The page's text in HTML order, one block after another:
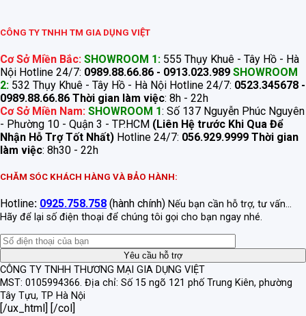
CÔNG TY TNHH TM GIA DỤNG VIỆT
Cơ Sở Miền Bắc: SHOWROOM 1: 555 Thụy Khuê - Tây Hồ - Hà
Nội Hotline 24/7: 0989.88.66.86 - 0913.023.989 SHOWROOM
2: 532 Thụy Khuê - Tây Hồ - Hà Nội Hotline 24/7: 0523.345678 -
0989.88.66.86 Thời gian làm việc: 8h - 22h
Cơ Sở Miền Nam: SHOWROOM 1: Số 137 Nguyễn Phúc Nguyên
- Phường 10 - Quận 3 - TP.HCM (Liên Hệ trước Khi Qua Để
Nhận Hỗ Trợ Tốt Nhất) Hotline 24/7: 056.929.9999 Thời gian
làm việc: 8h30 - 22h
CHĂM SÓC KHÁCH HÀNG VÀ BẢO HÀNH:
Hotline: 0925.758.758 (hành chính) Nếu bạn cần hỗ trợ, tư vấn...
Hãy để lại số điện thoại để chúng tôi gọi cho bạn ngay nhé.
CÔNG TY TNHH THƯƠNG MẠI GIA DỤNG VIỆT
MST: 0105994366. Địa chỉ: Số 15 ngõ 121 phố Trung Kiên, phường
Tây Tựu, TP Hà Nội
[/ux_html] [/col]